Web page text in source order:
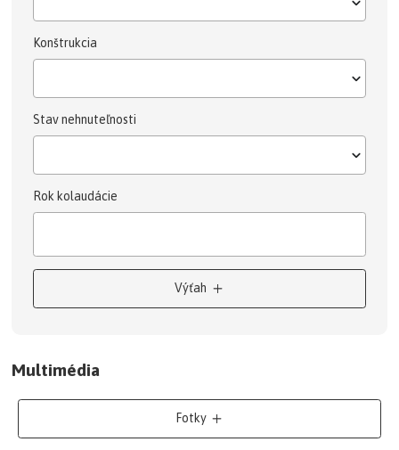
Konštrukcia
Stav nehnuteľnosti
Rok kolaudácie
Výťah
Multimédia
Fotky